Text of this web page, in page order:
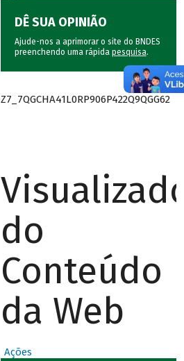
DÊ SUA OPINIÃO
Ajude-nos a aprimorar o site do BNDES
preenchendo uma rápida pesquisa.
Z7_7QGCHA41L0RP906P422Q9QGG62
Visualizador
do
Conteúdo
da Web
Ações